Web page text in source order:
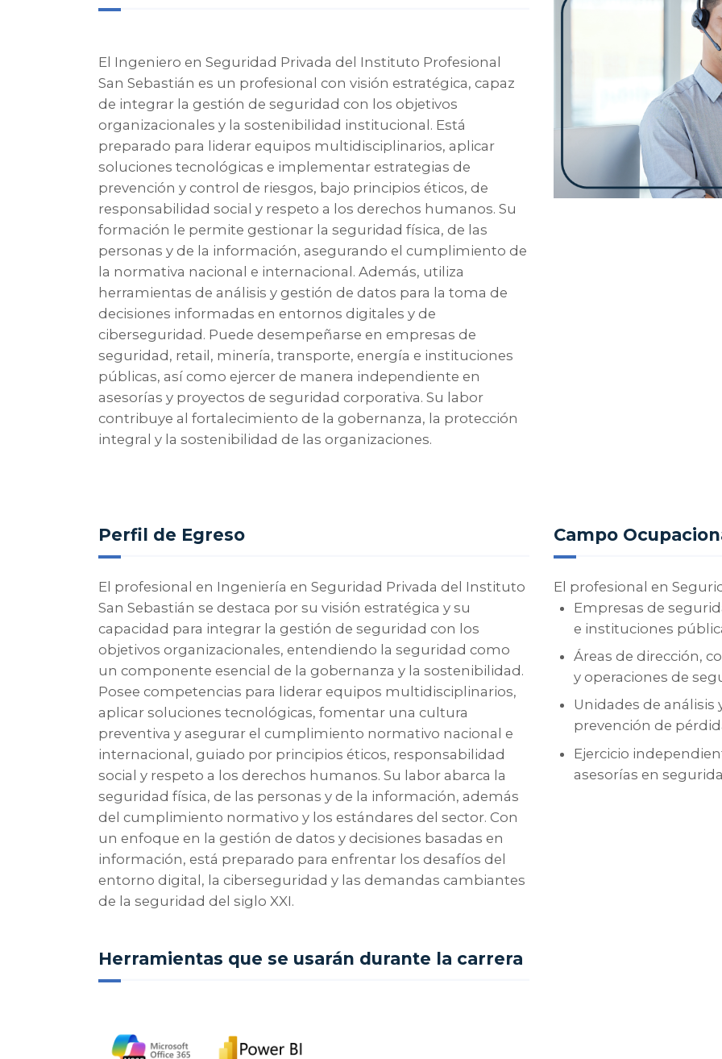
El Ingeniero en Seguridad Privada del Instituto Profesional
San Sebastián es un profesional con visión estratégica, capaz
de integrar la gestión de seguridad con los objetivos
organizacionales y la sostenibilidad institucional. Está
preparado para liderar equipos multidisciplinarios, aplicar
soluciones tecnológicas e implementar estrategias de
prevención y control de riesgos, bajo principios éticos, de
responsabilidad social y respeto a los derechos humanos. Su
formación le permite gestionar la seguridad física, de las
personas y de la información, asegurando el cumplimiento de
la normativa nacional e internacional. Además, utiliza
herramientas de análisis y gestión de datos para la toma de
decisiones informadas en entornos digitales y de
ciberseguridad. Puede desempeñarse en empresas de
seguridad, retail, minería, transporte, energía e instituciones
públicas, así como ejercer de manera independiente en
asesorías y proyectos de seguridad corporativa. Su labor
contribuye al fortalecimiento de la gobernanza, la protección
integral y la sostenibilidad de las organizaciones.
Perfil de Egreso
El profesional en Ingeniería en Seguridad Privada del Instituto
San Sebastián se destaca por su visión estratégica y su
capacidad para integrar la gestión de seguridad con los
objetivos organizacionales, entendiendo la seguridad como
un componente esencial de la gobernanza y la sostenibilidad.
Posee competencias para liderar equipos multidisciplinarios,
aplicar soluciones tecnológicas, fomentar una cultura
preventiva y asegurar el cumplimiento normativo nacional e
internacional, guiado por principios éticos, responsabilidad
social y respeto a los derechos humanos. Su labor abarca la
seguridad física, de las personas y de la información, además
del cumplimiento normativo y los estándares del sector. Con
un enfoque en la gestión de datos y decisiones basadas en
información, está preparado para enfrentar los desafíos del
entorno digital, la ciberseguridad y las demandas cambiantes
de la seguridad del siglo XXI.
Campo
El profesional en
Empresas de
e instituciones
Áreas de dirección,
y operaciones de
Unidades de análisis
prevención de
Ejercicio
asesorías en
Herramientas que se usarán durante la carrera